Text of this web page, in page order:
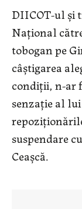
DIICOT-ul şi
Naţional
tobogan pe
câştigarea
condiţii, n-ar
senzaţie al
suspendare
Ceaşcă.